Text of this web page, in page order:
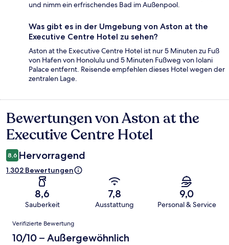
und nimm ein erfrischendes Bad im Außenpool.
Was gibt es in der Umgebung von Aston at the
Executive Centre Hotel zu sehen?
Aston at the Executive Centre Hotel ist nur 5 Minuten zu Fuß
von Hafen von Honolulu und 5 Minuten Fußweg von Iolani
Palace entfernt. Reisende empfehlen dieses Hotel wegen der
zentralen Lage.
Bewertungen
Bewertungen von Aston at the
Executive Centre Hotel
8,6 Hervorragend
1.302 Bewertungen
8,6
Sauberkeit
7,8
Ausstattung
9,0
Personal & Service
Bewertungen
Verifizierte Bewertung
10/10 – Außergewöhnlich